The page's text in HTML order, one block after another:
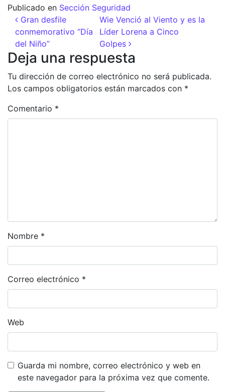
Publicado en Sección Seguridad
Navegación de entradas
Gran desfile
conmemorativo “Día
del Niño”
Wie Venció al Viento y es la
Líder Lorena a Cinco
Golpes
Deja una respuesta
Tu dirección de correo electrónico no será publicada.
Los campos obligatorios están marcados con *
Comentario *
Nombre *
Correo electrónico *
Web
Guarda mi nombre, correo electrónico y web en
este navegador para la próxima vez que comente.